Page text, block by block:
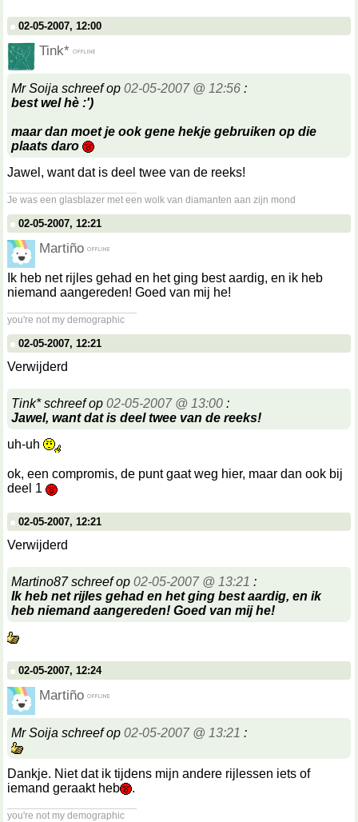
02-05-2007, 12:00
Tink*
Mr Soija schreef op 02-05-2007 @ 12:56 :
best wel hè :')
maar dan moet je ook gene hekje gebruiken op die
plaats daro
Jawel, want dat is deel twee van de reeks!
Je was een glasblazer met een wolk van diamanten aan zijn mond
02-05-2007, 12:21
Martiño
Ik heb net rijles gehad en het ging best aardig, en ik heb
niemand aangereden! Goed van mij he!
you're not my demographic
02-05-2007, 12:21
Verwijderd
Tink* schreef op 02-05-2007 @ 13:00 :
Jawel, want dat is deel twee van de reeks!
uh-uh
ok, een compromis, de punt gaat weg hier, maar dan ook bij
deel 1
02-05-2007, 12:21
Verwijderd
Martino87 schreef op 02-05-2007 @ 13:21 :
Ik heb net rijles gehad en het ging best aardig, en ik
heb niemand aangereden! Goed van mij he!
02-05-2007, 12:24
Martiño
Mr Soija schreef op 02-05-2007 @ 13:21 :
Dankje. Niet dat ik tijdens mijn andere rijlessen iets of
iemand geraakt heb
.
you're not my demographic